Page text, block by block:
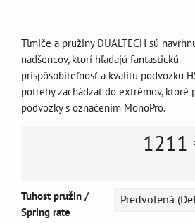
Tlmiče a pružiny DUALTECH sú
nadšencov, ktorí hľadajú fantastickú
prispôsobiteľnosť a kvalitu podvozku
potreby zachádzať do extrémov, ktoré
podvozky s označením MonoPro.
1211
Tuhost pružin /
Spring rate
Predvolená